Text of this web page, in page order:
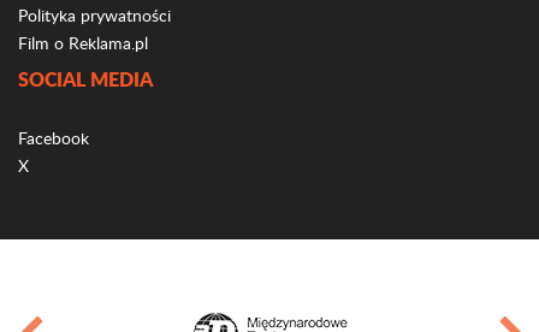
Polityka prywatności
Film o Reklama.pl
SOCIAL MEDIA
Facebook
X